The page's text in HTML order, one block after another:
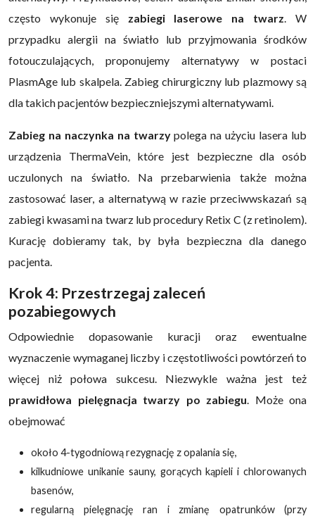
często wykonuje się zabiegi laserowe na twarz . W
przypadku alergii na światło lub przyjmowania środków
fotouczulających, proponujemy alternatywy w postaci
PlasmAge lub skalpela. Zabieg chirurgiczny lub plazmowy są
dla takich pacjentów bezpieczniejszymi alternatywami.
Zabieg na naczynka na twarzypolega na użyciu lasera lub
urządzenia ThermaVein, które jest bezpieczne dla osób
uczulonych na światło. Na przebarwienia także można
zastosować laser, a alternatywą w razie przeciwwskazań są
zabiegi kwasami na twarz lub procedury Retix C (z retinolem).
Kurację dobieramy tak, by była bezpieczna dla danego
pacjenta.
Krok 4: Przestrzegaj zaleceń
pozabiegowych
Odpowiednie dopasowanie kuracji oraz ewentualne
wyznaczenie wymaganej liczby i częstotliwości powtórzeń to
więcej niż połowa sukcesu. Niezwykle ważna jest też
prawidłowa pielęgnacja twarzy po zabiegu . Może ona
obejmować
około 4-tygodniową rezygnację z opalania się,
kilkudniowe unikanie sauny, gorących kąpieli i chlorowanych
basenów,
regularną pielęgnację ran i zmianę opatrunków (przy